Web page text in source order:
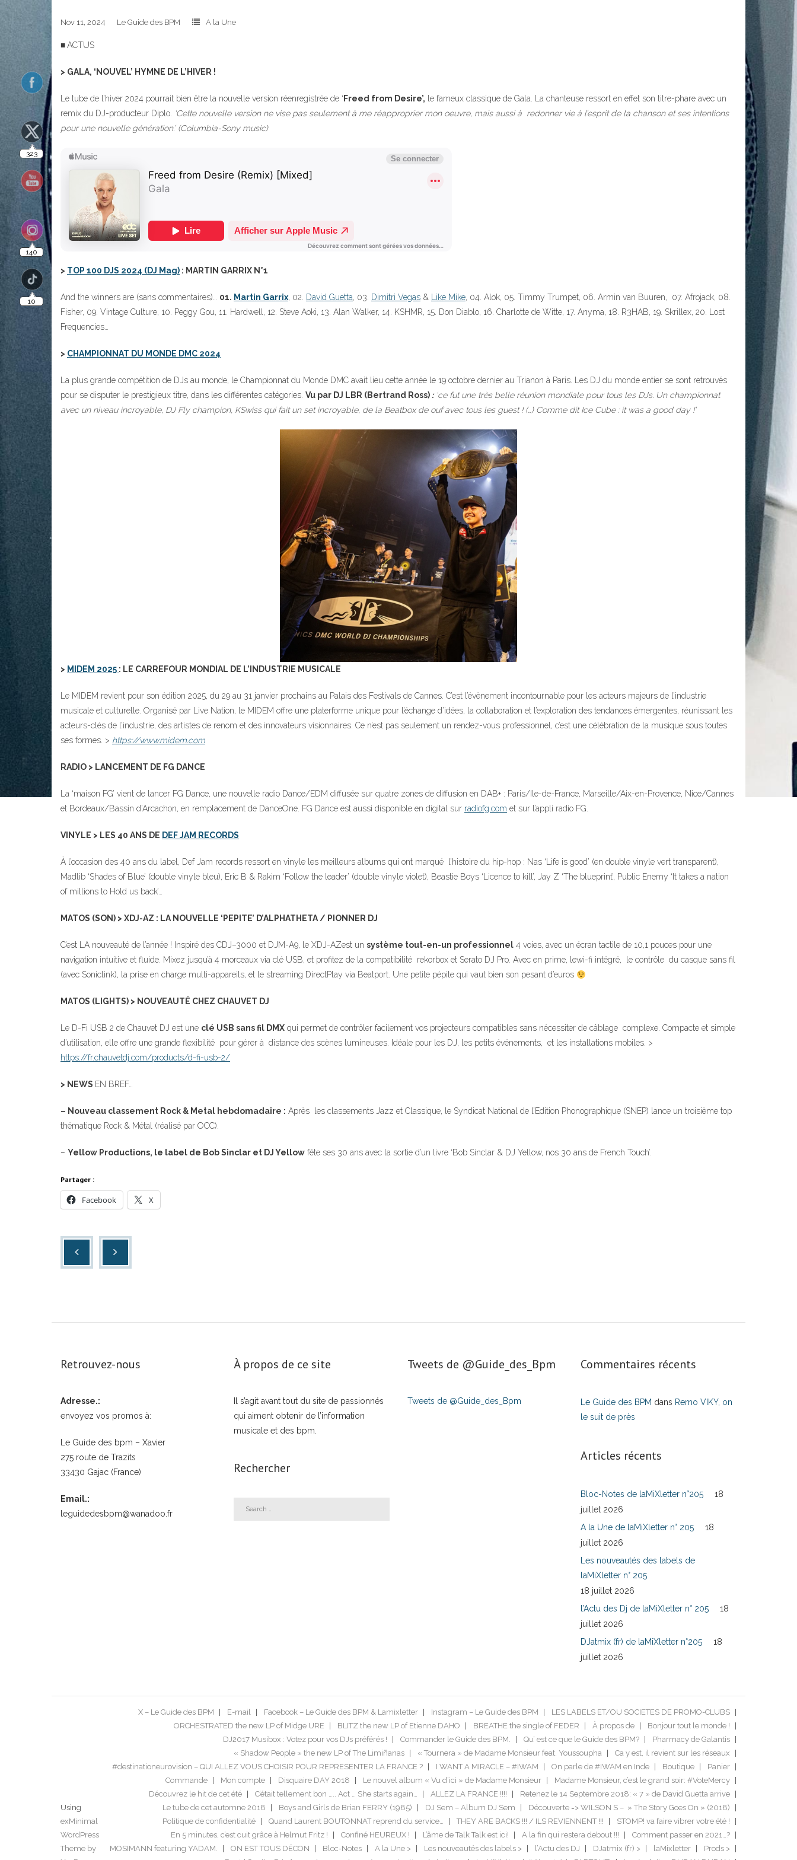
Nov 11, 2024 Le Guide des BPM A la Une
■ACTUS
> GALA, ‘NOUVEL’ HYMNE DE L’HIVER !
Le tube de l’hiver 2024 pourrait bien être la nouvelle version réenregistrée de ‘ Freed from Desire’, le fameux classique de Gala. La chanteuse ressort en effet son titre-phare avec un
remix du DJ-producteur Diplo. ‘Cette nouvelle version ne vise pas seulement à me réapproprier mon oeuvre, mais aussi à redonner vie à l’esprit de la chanson et ses intentions
pour une nouvelle génération.’ (Columbia-Sony music)
> TOP 100 DJS 2024 (DJ Mag) : MARTIN GARRIX N°1
And the winners are (sans commentaires)… 01. Martin Garrix, 02. David Guetta, 03. Dimitri Vegas & Like Mike, 04. Alok, 05. Timmy Trumpet, 06. Armin van Buuren, 07. Afrojack, 08.
Fisher, 09. Vintage Culture, 10. Peggy Gou, 11. Hardwell, 12. Steve Aoki, 13. Alan Walker, 14. KSHMR, 15. Don Diablo, 16. Charlotte de Witte, 17. Anyma, 18. R3HAB, 19. Skrillex, 20. Lost
Frequencies…
> CHAMPIONNAT DU MONDE DMC 2024
La plus grande compétition de DJs au monde, le Championnat du Monde DMC avait lieu cette année le 19 octobre dernier au Trianon à Paris. Les DJ du monde entier se sont retrouvés
pour se disputer le prestigieux titre, dans les différentes catégories. Vu par DJ LBR (Bertrand Ross) :‘ce fut une très belle réunion mondiale pour tous les DJs. Un championnat
avec un niveau incroyable, DJ Fly champion, KSwiss qui fait un set incroyable, de la Beatbox de ouf avec tous les guest ! (…) Comme dit Ice Cube : it was a good day !’
> MIDEM 2025 : LE CARREFOUR MONDIAL DE L’INDUSTRIE MUSICALE
Le MIDEM revient pour son édition 2025, du 29 au 31 janvier prochains au Palais des Festivals de Cannes. C’est l’évènement incontournable pour les acteurs majeurs de l’industrie
musicale et culturelle. Organisé par Live Nation, le MIDEM offre une platerforme unique pour l’échange d’idées, la collaboration et l’exploration des tendances émergentes, réunissant les
acteurs-clés de l’industrie, des artistes de renom et des innovateurs visionnaires. Ce n’est pas seulement un rendez-vous professionnel, c’est une célébration de la musique sous toutes
ses formes. > https://www.midem.com
RADIO > LANCEMENT DE FG DANCE
La ‘maison FG’ vient de lancer FG Dance, une nouvelle radio Dance/EDM diffusée sur quatre zones de diffusion en DAB+ : Paris/Ile-de-France, Marseille/Aix-en-Provence, Nice/Cannes
et Bordeaux/Bassin d’Arcachon, en remplacement de DanceOne. FG Dance est aussi disponible en digital sur radiofg.com et sur l’appli radio FG.
VINYLE > LES 40 ANS DE DEF JAM RECORDS
À l’occasion des 40 ans du label, Def Jam records ressort en vinyle les meilleurs albums qui ont marqué l’histoire du hip-hop : Nas ‘Life is good’ (en double vinyle vert transparent),
Madlib ‘Shades of Blue’ (double vinyle bleu), Eric B & Rakim ‘Follow the leader’ (double vinyle violet), Beastie Boys ‘Licence to kill’, Jay Z ‘The blueprint’, Public Enemy ‘It takes a nation
of millions to Hold us back’…
MATOS (SON) > XDJ-AZ : LA NOUVELLE ‘PEPITE’ D’ALPHATHETA / PIONNER DJ
C’est LA nouveauté de l’année ! Inspiré des CDJ–3000 et DJM-A9, le XDJ-AZest un système tout-en-un professionnel 4 voies, avec un écran tactile de 10,1 pouces pour une
navigation intuitive et fluide. Mixez jusqu’à 4 morceaux via clé USB, et profitez de la compatibilité rekorbox et Serato DJ Pro. Avec en prime, lewi-fi intégré, le contrôle du casque sans fil
(avec Soniclink), la prise en charge multi-appareils, et le streaming DirectPlay via Beatport. Une petite pépite qui vaut bien son pesant d’euros
MATOS (LIGHTS) > NOUVEAUTÉ CHEZ CHAUVET DJ
Le D-Fi USB 2 de Chauvet DJ est une clé USB sans fil DMX qui permet de contrôler facilement vos projecteurs compatibles sans nécessiter de câblage complexe. Compacte et simple
d’utilisation, elle offre une grande flexibilité pour gérer à distance des scènes lumineuses. Idéale pour les DJ, les petits événements, et les installations mobiles. >
https://fr.chauvetdj.com/products/d-fi-usb-2/
> NEWS EN BREF…
– Nouveau classement Rock & Metal hebdomadaire : Après les classements Jazz et Classique, le Syndicat National de l’Edition Phonographique (SNEP) lance un troisième top
thématique Rock & Métal (réalisé par OCC).
– Yellow Productions, le label de Bob Sinclar et DJ Yellow fête ses 30 ans avec la sortie d’un livre ‘Bob Sinclar & DJ Yellow, nos 30 ans de French Touch’.
Partager :
Facebook X
Retrouvez-nous
Adresse.:
envoyez vos promos à:
Le Guide des bpm – Xavier
275 route de Trazits
33430 Gajac (France)
Email.:
leguidedesbpm@wanadoo.fr
À propos de ce site
Il s’agit avant tout du site de passionnés
qui aiment obtenir de l’information
musicale et des bpm.
Rechercher
Tweets de ‎@Guide_des_Bpm
Tweets de @Guide_des_Bpm
Commentaires récents
Le Guide des BPM dans Remo VIKY, on
le suit de près
Articles récents
Bloc-Notes de laMiXletter n°205
18
juillet 2026
A la Une de laMiXletter n° 205
18
juillet 2026
Les nouveautés des labels de
laMiXletter n° 205
18 juillet 2026
l’Actu des Dj de laMiXletter n° 205
18
juillet 2026
DJatmix (fr) de laMiXletter n°205
18
juillet 2026
Using
exMinimal
WordPress
Theme by
X – Le Guide des BPM E-mail Facebook – Le Guide des BPM & Lamixletter Instagram – Le Guide des BPM
LES LABELS ET/OU SOCIETES DE PROMO-CLUBS
ORCHESTRATED the new LP of Midge URE
BLITZ the new LP of Etienne DAHO BREATHE the single of FEDER À propos de
Bonjour tout le monde !
DJ2017 Musibox : Votez pour vos DJs préférés !
Commander le Guide des BPM. Qu’ est ce que le Guide des BPM?
Pharmacy de Galantis
« Shadow People » the new LP of The Limiñanas
« Tournera » de Madame Monsieur feat. Youssoupha
Ca y est, il revient sur les réseaux
#destinationeurovision – QUI ALLEZ VOUS CHOISIR POUR REPRESENTER LA FRANCE ?
I WANT A MIRACLE – #IWAM On parle de #IWAM en Inde Boutique
Panier
Commande
Mon compte Disquaire DAY 2018 Le nouvel album « Vu d’ici » de Madame Monsieur
Madame Monsieur, c’est le grand soir: #VoteMercy
Découvrez le hit de cet été
C’était tellement bon ….. Act … She starts again… ALLEZ LA FRANCE !!!!
Retenez le 14 Septembre 2018: « 7 » de David Guetta arrive
Le tube de cet automne 2018
Boys and Girls de Brian FERRY (1985) DJ Sem – Album DJ Sem
Découverte => WILSON S – » The Story Goes On » (2018)
Politique de confidentialité
Quand Laurent BOUTONNAT reprend du service… THEY ARE BACKS !!! / ILS REVIENNENT !!!
STOMP! va faire vibrer votre été !
En 5 minutes, c’est cuit grâce à Helmut Fritz !
Confiné HEUREUX ! L’âme de Talk Talk est ici! A la fin qui restera debout !!!
Comment passer en 2021…?
MOSIMANN featuring YADAM.
ON EST TOUS DÉCON Bloc-Notes A la Une > Les nouveautés des labels > l’Actu des DJ DJatmix (fr) > laMixletter
Prods >
140
10